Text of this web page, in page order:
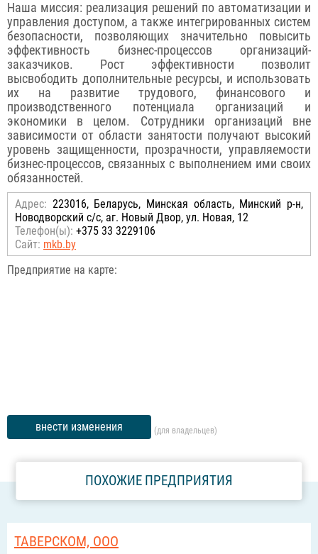
Наша миссия: реализация решений по автоматизации и
управления доступом, а также интегрированных систем
безопасности, позволяющих значительно повысить
эффективность бизнес-процессов организаций-
заказчиков. Рост эффективности позволит
высвободить дополнительные ресурсы, и использовать
их на развитие трудового, финансового и
производственного потенциала организаций и
экономики в целом. Сотрудники организаций вне
зависимости от области занятости получают высокий
уровень защищенности, прозрачности, управляемости
бизнес-процессов, связанных с выполнением ими своих
обязанностей.
Адрес: 223016, Беларусь, Минская область, Минский р-н,
Новодворский с/с, аг. Новый Двор, ул. Новая, 12
Телефон(ы): +375 33 3229106
Сайт: mkb.by
Предприятие на карте:
внести изменения (для владельцев)
ПОХОЖИЕ ПРЕДПРИЯТИЯ
ТАВЕРСКОМ, ООО